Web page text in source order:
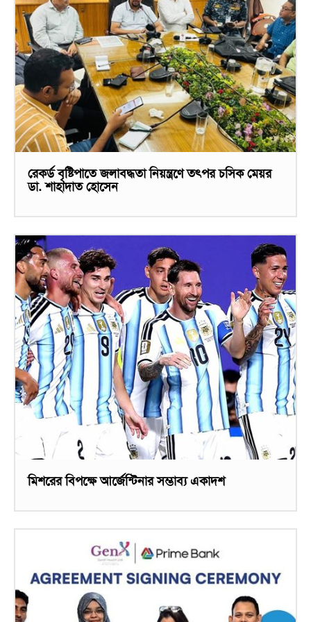
রেকর্ড বৃষ্টিপাতে জলাবদ্ধতা নিয়ন্ত্রণে তৎপর চসিক মেয়র
ডা. শাহাদাত হোসেন
মিশরের বিপক্ষে আর্জেন্টিনার সম্ভাব্য একাদশ